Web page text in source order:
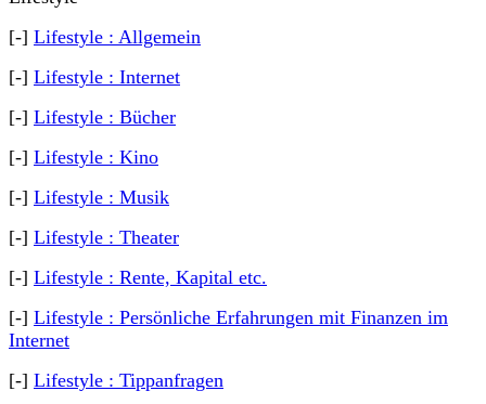
[-] Lifestyle : Allgemein
[-] Lifestyle : Internet
[-] Lifestyle : Bücher
[-] Lifestyle : Kino
[-] Lifestyle : Musik
[-] Lifestyle : Theater
[-] Lifestyle : Rente, Kapital etc.
[-] Lifestyle : Persönliche Erfahrungen mit Finanzen im
Internet
[-] Lifestyle : Tippanfragen